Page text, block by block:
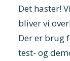
Det haster!
bliver vi
Der er brug
test- og